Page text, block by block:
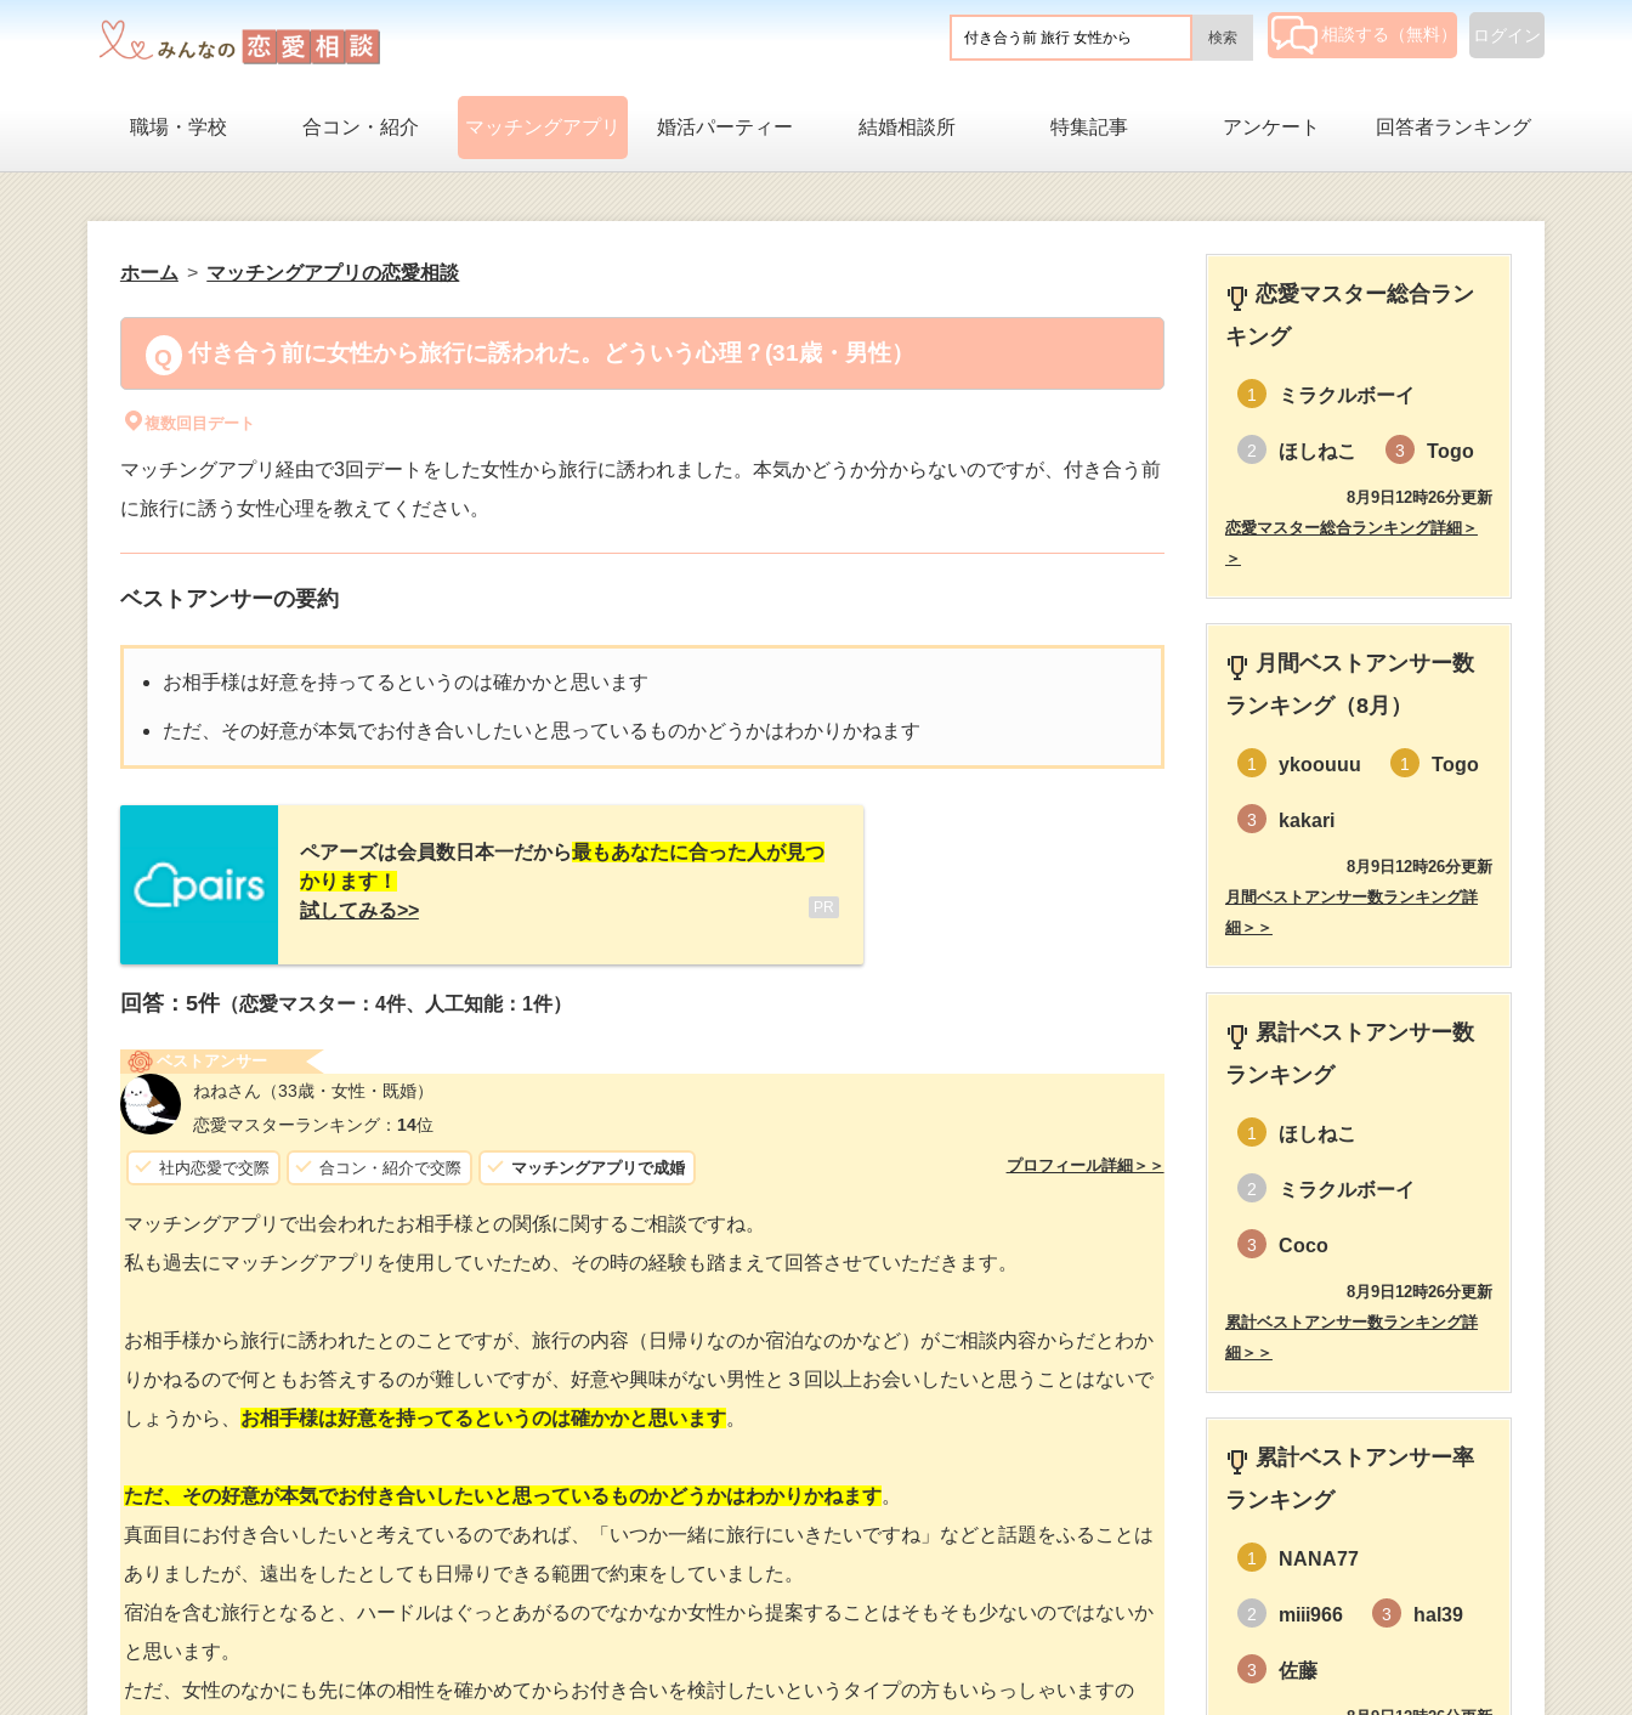
ログイン
相談する（無料）
職場・学校 合コン・紹介 マッチングアプリ 婚活パーティー 結婚相談所 特集記事 アンケート 回答者ランキング
ホーム マッチングアプリの恋愛相談
付き合う前に女性から旅行に誘われた。どういう心理？(31歳・男性）
複数回目デート
マッチングアプリ経由で3回デートをした女性から旅行に誘われました。本気かどうか分からないのですが、付き合う前
に旅行に誘う女性心理を教えてください。
ベストアンサーの要約
お相手様は好意を持ってるというのは確かかと思います
ただ、その好意が本気でお付き合いしたいと思っているものかどうかはわかりかねます
ペアーズは会員数日本一だから最もあなたに合った人が見つ
かります！
試してみる>>
PR
回答： 5件（恋愛マスター：4件、人工知能：1件）
ベストアンサー
ねねさん （33歳・女性・既婚）
恋愛マスターランキング： 14位
社内恋愛で交際 合コン・紹介で交際 マッチングアプリで成婚 プロフィール詳細＞＞
マッチングアプリで出会われたお相手様との関係に関するご相談ですね。
私も過去にマッチングアプリを使用していたため、その時の経験も踏まえて回答させていただきます。
お相手様から旅行に誘われたとのことですが、旅行の内容（日帰りなのか宿泊なのかなど）がご相談内容からだとわか
りかねるので何ともお答えするのが難しいですが、好意や興味がない男性と３回以上お会いしたいと思うことはないで
しょうから、 お相手様は好意を持ってるというのは確かかと思います。
ただ、その好意が本気でお付き合いしたいと思っているものかどうかはわかりかねます。
真面目にお付き合いしたいと考えているのであれば、「いつか一緒に旅行にいきたいですね」などと話題をふることは
ありましたが、遠出をしたとしても日帰りできる範囲で約束をしていました。
宿泊を含む旅行となると、ハードルはぐっとあがるのでなかなか女性から提案することはそもそも少ないのではないか
と思います。
ただ、女性のなかにも先に体の相性を確かめてからお付き合いを検討したいというタイプの方もいらっしゃいますの
恋愛マスター総合ラン
キング
1 ミラクルボーイ
2 ほしねこ 3 Togo
8月9日12時26分更新
恋愛マスター総合ランキング詳細＞
＞
月間ベストアンサー数
ランキング（8月）
1 ykoouuu 1 Togo
3 kakari
8月9日12時26分更新
月間ベストアンサー数ランキング詳
細＞＞
累計ベストアンサー数
ランキング
1 ほしねこ
2 ミラクルボーイ
3 Coco
8月9日12時26分更新
累計ベストアンサー数ランキング詳
細＞＞
累計ベストアンサー率
ランキング
1 NANA77
2 miii966 3 hal39
3 佐藤